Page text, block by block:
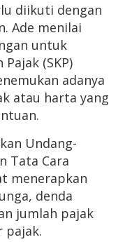
diikuti dengan
Ade menilai
untuk
(SKP)
adanya
atau harta yang
Undang-
Tata Cara
menerapkan
denda
jumlah pajak
pajak.